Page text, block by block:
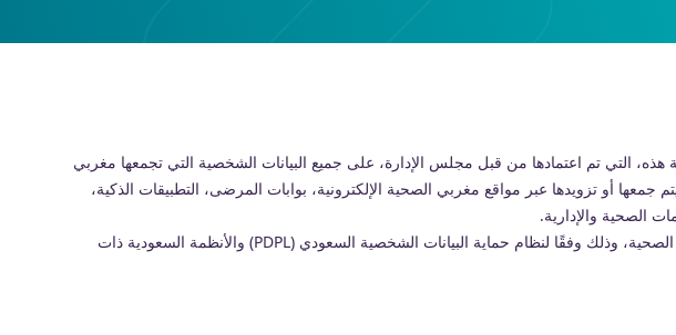
التي تم اعتمادها من قبل مجلس الإدارة، على جميع البيانات الشخصية التي تجمعها مغربي
أو تزويدها عبر مواقع مغربي الصحية الإلكترونية، بوابات المرضى، التطبيقات الذكية،
الصحية والإدارية.
توضح سياسة الخصوصية هذه كيفية جمع واستخدام ومعالجة وحفظ وحماية والاحتفاظ بالبيانات الشخصية من قبل مغربي الصحية، وذلك وفقًا لنظام حماية البيانات الشخصية السعودي (PDPL) والأنظمة السعودية ذات